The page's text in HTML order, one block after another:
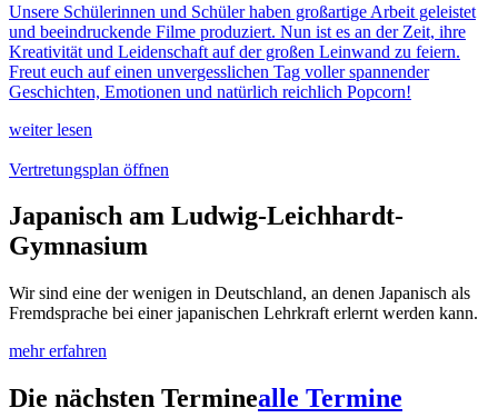
Unsere Schülerinnen und Schüler haben großartige Arbeit geleistet
und beeindruckende Filme produziert. Nun ist es an der Zeit, ihre
Kreativität und Leidenschaft auf der großen Leinwand zu feiern.
Freut euch auf einen unvergesslichen Tag voller spannender
Geschichten, Emotionen und natürlich reichlich Popcorn!
weiter lesen
Vertretungsplan öffnen
Japanisch am Ludwig-Leichhardt-
Gymnasium
Wir sind eine der wenigen in Deutschland, an denen Japanisch als
Fremdsprache bei einer japanischen Lehrkraft erlernt werden kann.
mehr erfahren
Die nächsten Terminealle Termine